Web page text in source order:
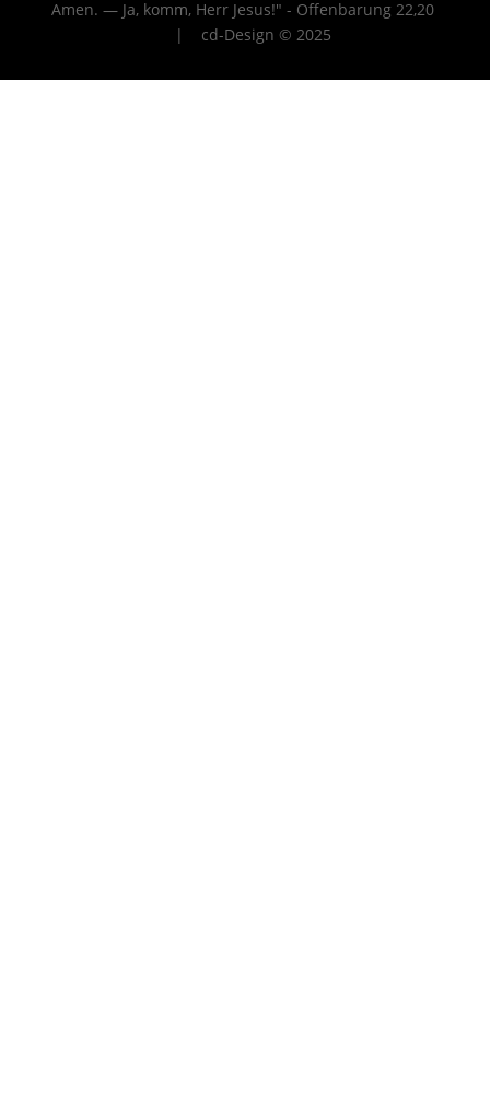
Amen. — Ja, komm, Herr Jesus!" - Offenbarung 22,20
| cd-Design © 2025